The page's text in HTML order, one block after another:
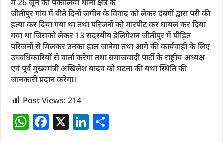
में 26 जून को पैकोलिया थाना क्षेत्र के
जीतीपुर गांव में बीते दिनों जमीन के विवाद को लेकर दंबगों द्वारा परी की
हत्या कर दिया गया था तथा परिजनों को मारपीट कर घायल कर दिया
गया था जिसको लेकर 13 सदस्यीय डेलिगेशन जीतीपुर में पीड़ित
परिजनों से मिलकर उनका हाल जानेगा तथा आगे की कार्यवाही के लिए
उच्चधिकारियों से वार्ता करेगा तथा समाजवादी पार्टी के राष्ट्रीय अध्यक्ष
एवं पूर्व मुख्यमंत्री अखिलेश यादव को घटना की यथा स्थिति की
जानकारी प्रदान करेगा।
Post Views:214
W F X Li